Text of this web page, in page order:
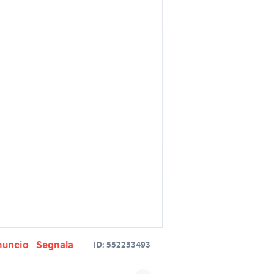
Segnala ID: 552253493